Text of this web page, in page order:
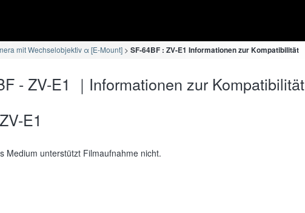
mit Wechselobjektiv α [E-Mount] SF-64BF : ZV-E1 Informationen zur Kompatibilität
- ZV-E1 ｜Informationen zur Kompatibilität
ZV-E1
Medium unterstützt Filmaufnahme nicht.